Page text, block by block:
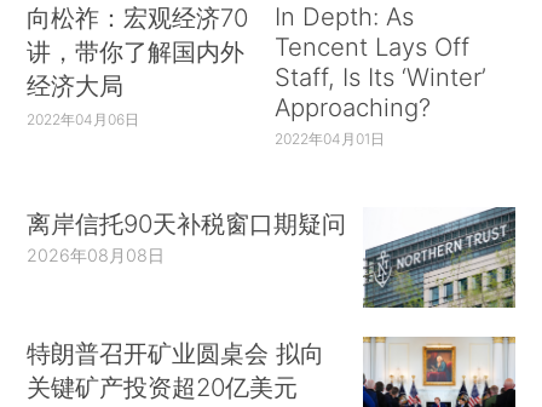
向松祚：宏观经济70
讲，带你了解国内外
经济大局
2022年04月06日
In Depth: As
Tencent Lays Off
Staff, Is Its ‘Winter’
Approaching?
2022年04月01日
离岸信托90天补税窗口期疑问
2026年08月08日
特朗普召开矿业圆桌会 拟向
关键矿产投资超20亿美元